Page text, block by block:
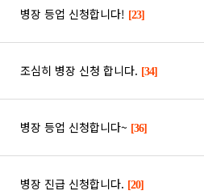
병장 등업 신청합니다! [23]
조심히 병장 신청 합니다. [34]
병장 등업 신청합니다~ [36]
병장 진급 신청합니다. [20]